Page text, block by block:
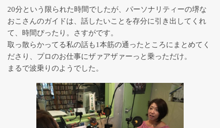
こどもを育むヨガ
ること」
特別なニーズのある子のためのヨ
ガセラピー
20分という限られた時間でしたが、パーソナリティーの堺な
おこさんのガイドは、話したいことを存分に引き出してくれ
て、時間ぴったり。さすがです。
取っ散らかってる私の話も1本筋の通ったところにまとめてく
ださり、プロのお仕事にザァアザァーっと乗っただけ。
まるで波乗りのようでした。